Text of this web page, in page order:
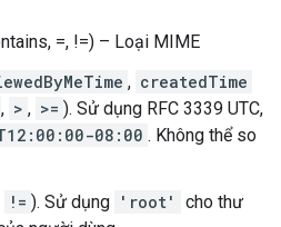
=, !=) – Loại MIME
, createdTime
, > , >= ). Sử dụng RFC 3339 UTC,
08:00 . Không thể so
!= ). Sử dụng 'root'
cho thư